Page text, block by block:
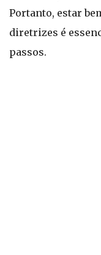
Portanto, estar
diretrizes é
passos.